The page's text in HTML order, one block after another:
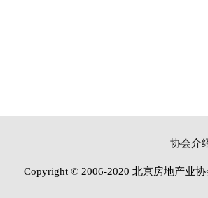
协会介
Copyright © 2006-2020 北京房地产业